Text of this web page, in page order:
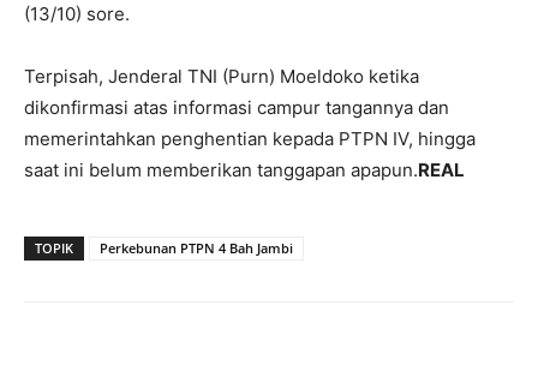
(13/10) sore.
Terpisah, Jenderal TNI (Purn) Moeldoko ketika
dikonfirmasi atas informasi campur tangannya dan
memerintahkan penghentian kepada PTPN IV, hingga
saat ini belum memberikan tanggapan apapun.REAL
TOPIK Perkebunan PTPN 4 Bah Jambi